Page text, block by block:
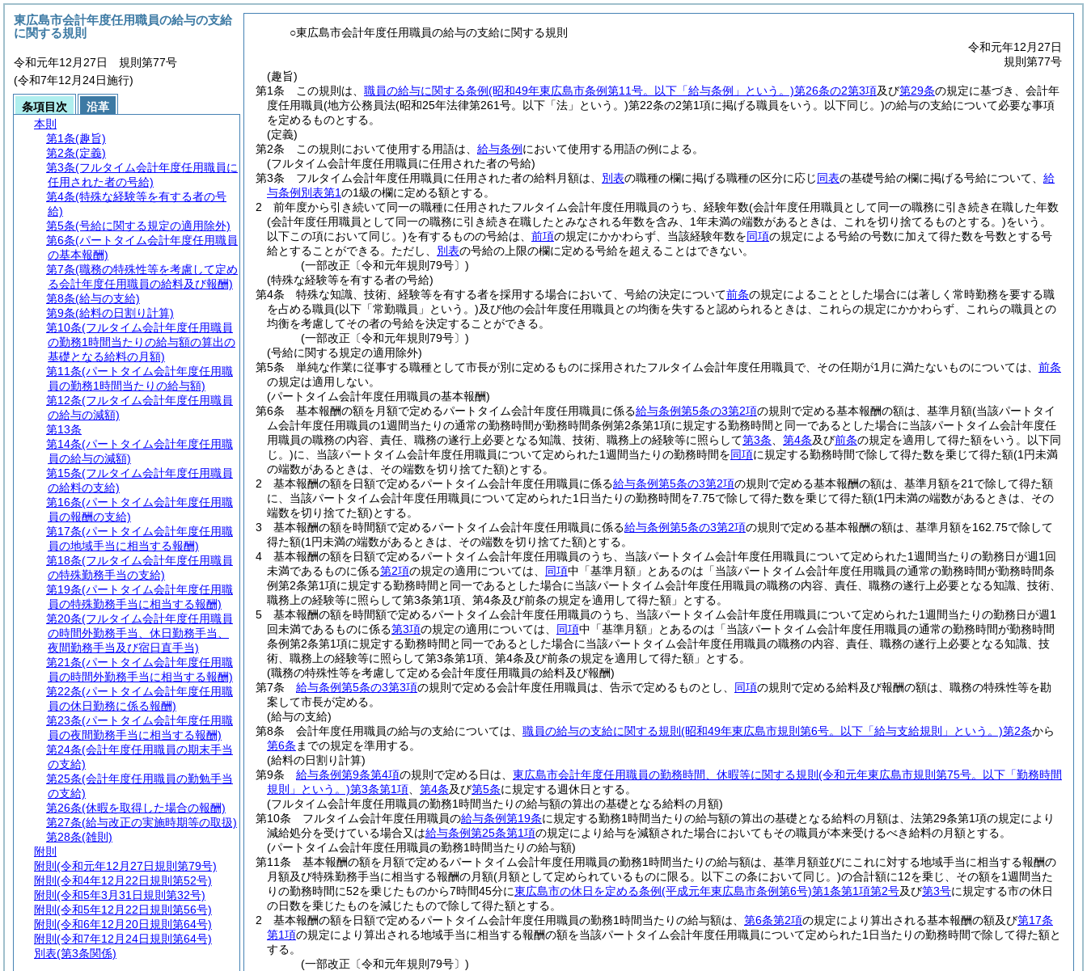
○東広島市会計年度任用職員の給与の支給に関する規則
令和元年12月27日
規則第77号
(趣旨)
第1条
この規則は、 職員の給与に関する条例(昭和49年東広島市条例第11号。以下「給与条例」という。)第26条の2第3項及び第29条の規定に基づき、会計年
度任用職員(地方公務員法(昭和25年法律第261号。以下「法」という。)第22条の2第1項に掲げる職員をいう。以下同じ。)の給与の支給について必要な事項
を定めるものとする。
(定義)
第2条
この規則において使用する用語は、 給与条例 において使用する用語の例による。
(フルタイム会計年度任用職員に任用された者の号給)
第3条
フルタイム会計年度任用職員に任用された者の給料月額は、 別表の職種の欄に掲げる職種の区分に応じ同表の基礎号給の欄に掲げる号給について、 給
与条例別表第1の1級の欄に定める額とする。
2
前年度から引き続いて同一の職種に任用されたフルタイム会計年度任用職員のうち、経験年数(会計年度任用職員として同一の職務に引き続き在職した年数
(会計年度任用職員として同一の職務に引き続き在職したとみなされる年数を含み、1年未満の端数があるときは、これを切り捨てるものとする。)をいう。
以下この項において同じ。)を有するものの号給は、 前項の規定にかかわらず、当該経験年数を同項の規定による号給の号数に加えて得た数を号数とする号
給とすることができる。 ただし、 別表の号給の上限の欄に定める号給を超えることはできない。
(一部改正〔令和元年規則79号〕)
(特殊な経験等を有する者の号給)
第4条
特殊な知識、技術、経験等を有する者を採用する場合において、号給の決定について前条の規定によることとした場合には著しく常時勤務を要する職
を占める職員(以下「常勤職員」という。)及び他の会計年度任用職員との均衡を失すると認められるときは、これらの規定にかかわらず、これらの職員との
均衡を考慮してその者の号給を決定することができる。
(一部改正〔令和元年規則79号〕)
(号給に関する規定の適用除外)
第5条
単純な作業に従事する職種として市長が別に定めるものに採用されたフルタイム会計年度任用職員で、その任期が1月に満たないものについては、 前条
の規定は適用しない。
(パートタイム会計年度任用職員の基本報酬)
第6条
基本報酬の額を月額で定めるパートタイム会計年度任用職員に係る給与条例第5条の3第2項の規則で定める基本報酬の額は、基準月額(当該パートタイ
ム会計年度任用職員の1週間当たりの通常の勤務時間が勤務時間条例第2条第1項に規定する勤務時間と同一であるとした場合に当該パートタイム会計年度任
用職員の職務の内容、責任、職務の遂行上必要となる知識、技術、職務上の経験等に照らして第3条 第4条及び前条の規定を適用して得た額をいう。以下同
じ。)に、当該パートタイム会計年度任用職員について定められた1週間当たりの勤務時間を同項に規定する勤務時間で除して得た数を乗じて得た額(1円未満
の端数があるときは、その端数を切り捨てた額)とする。
2
基本報酬の額を日額で定めるパートタイム会計年度任用職員に係る給与条例第5条の3第2項の規則で定める基本報酬の額は、基準月額を21で除して得た額
に、当該パートタイム会計年度任用職員について定められた1日当たりの勤務時間を7.75で除して得た数を乗じて得た額(1円未満の端数があるときは、その
端数を切り捨てた額)とする。
3
基本報酬の額を時間額で定めるパートタイム会計年度任用職員に係る給与条例第5条の3第2項の規則で定める基本報酬の額は、基準月額を162.75で除して
得た額(1円未満の端数があるときは、その端数を切り捨てた額)とする。
4
基本報酬の額を日額で定めるパートタイム会計年度任用職員のうち、当該パートタイム会計年度任用職員について定められた1週間当たりの勤務日が週1回
未満であるものに係る第2項の規定の適用については、 同項中「基準月額」とあるのは「当該パートタイム会計年度任用職員の通常の勤務時間が勤務時間条
例第2条第1項に規定する勤務時間と同一であるとした場合に当該パートタイム会計年度任用職員の職務の内容、責任、職務の遂行上必要となる知識、技術、
職務上の経験等に照らして第3条第1項、第4条及び前条の規定を適用して得た額」とする。
5
基本報酬の額を時間額で定めるパートタイム会計年度任用職員のうち、当該パートタイム会計年度任用職員について定められた1週間当たりの勤務日が週1
回未満であるものに係る第3項の規定の適用については、 同項中「基準月額」とあるのは「当該パートタイム会計年度任用職員の通常の勤務時間が勤務時間
条例第2条第1項に規定する勤務時間と同一であるとした場合に当該パートタイム会計年度任用職員の職務の内容、責任、職務の遂行上必要となる知識、技
術、職務上の経験等に照らして第3条第1項、第4条及び前条の規定を適用して得た額」とする。
(職務の特殊性等を考慮して定める会計年度任用職員の給料及び報酬)
第7条
給与条例第5条の3第3項の規則で定める会計年度任用職員は、告示で定めるものとし、 同項の規則で定める給料及び報酬の額は、職務の特殊性等を勘
案して市長が定める。
(給与の支給)
第8条
会計年度任用職員の給与の支給については、 職員の給与の支給に関する規則 (昭和49年東広島市規則第6号。以下「給与支給規則」という。)第2条から
第6条 までの規定を準用する。
(給料の日割り計算)
第9条
給与条例第9条第4項の規則で定める日は、 東広島市会計年度任用職員の勤務時間、休暇等に関する規則 (令和元年東広島市規則第75号。以下「勤務時間
規則」という。)第3条第1項 第4条及び第5条に規定する週休日とする。
(フルタイム会計年度任用職員の勤務1時間当たりの給与額の算出の基礎となる給料の月額)
第10条
フルタイム会計年度任用職員の給与条例第19条に規定する勤務1時間当たりの給与額の算出の基礎となる給料の月額は、法第29条第1項の規定により
減給処分を受けている場合又は給与条例第25条第1項の規定により給与を減額された場合においてもその職員が本来受けるべき給料の月額とする。
(パートタイム会計年度任用職員の勤務1時間当たりの給与額)
第11条
基本報酬の額を月額で定めるパートタイム会計年度任用職員の勤務1時間当たりの給与額は、基準月額並びにこれに対する地域手当に相当する報酬の
月額及び特殊勤務手当に相当する報酬の月額(月額として定められているものに限る。以下この条において同じ。)の合計額に12を乗じ、その額を1週間当た
りの勤務時間に52を乗じたものから7時間45分に東広島市の休日を定める条例(平成元年東広島市条例第6号)第1条第1項第2号及び第3号に規定する市の休日
の日数を乗じたものを減じたもので除して得た額とする。
2
基本報酬の額を日額で定めるパートタイム会計年度任用職員の勤務1時間当たりの給与額は、 第6条第2項の規定により算出される基本報酬の額及び第17条
第1項の規定により算出される地域手当に相当する報酬の額を当該パートタイム会計年度任用職員について定められた1日当たりの勤務時間で除して得た額と
する。
(一部改正〔令和元年規則79号〕)
東広島市会計年度任用職員の給与の支給
に関する規則
令和元年12月27日 規則第77号
(令和7年12月24日施行)
条項目次
沿革
本則
第1条(趣旨)
第2条(定義)
第3条(フルタイム会計年度任用職員に
任用された者の号給)
第4条(特殊な経験等を有する者の号
給)
第5条(号給に関する規定の適用除外)
第6条(パートタイム会計年度任用職員
の基本報酬)
第7条(職務の特殊性等を考慮して定め
る会計年度任用職員の給料及び報酬)
第8条(給与の支給)
第9条(給料の日割り計算)
第10条(フルタイム会計年度任用職員
の勤務1時間当たりの給与額の算出の
基礎となる給料の月額)
第11条(パートタイム会計年度任用職
員の勤務1時間当たりの給与額)
第12条(フルタイム会計年度任用職員
の給与の減額)
第13条
第14条(パートタイム会計年度任用職
員の給与の減額)
第15条(フルタイム会計年度任用職員
の給料の支給)
第16条(パートタイム会計年度任用職
員の報酬の支給)
第17条(パートタイム会計年度任用職
員の地域手当に相当する報酬)
第18条(フルタイム会計年度任用職員
の特殊勤務手当の支給)
第19条(パートタイム会計年度任用職
員の特殊勤務手当に相当する報酬)
第20条(フルタイム会計年度任用職員
の時間外勤務手当、休日勤務手当、
夜間勤務手当及び宿日直手当)
第21条(パートタイム会計年度任用職
員の時間外勤務手当に相当する報酬)
第22条(パートタイム会計年度任用職
員の休日勤務に係る報酬)
第23条(パートタイム会計年度任用職
員の夜間勤務手当に相当する報酬)
第24条(会計年度任用職員の期末手当
の支給)
第25条(会計年度任用職員の勤勉手当
の支給)
第26条(休暇を取得した場合の報酬)
第27条(給与改正の実施時期等の取扱)
第28条(雑則)
附則
附則 (令和元年12月27日規則第79号)
附則 (令和4年12月22日規則第52号)
附則 (令和5年3月31日規則第32号)
附則 (令和5年12月22日規則第56号)
附則 (令和6年12月20日規則第64号)
附則 (令和7年12月24日規則第64号)
別表(第3条関係)